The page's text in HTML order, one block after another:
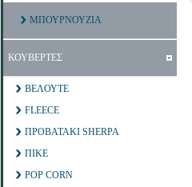
ΜΠΟΥΡΝΟΥΖΙΑ
ΚΟΥΒΕΡΤΕΣ
ΒΕΛΟΥΤΕ
FLEECE
ΠΡΟΒΑΤΑΚΙ SHERPA
ΠΙΚΕ
POP CORN